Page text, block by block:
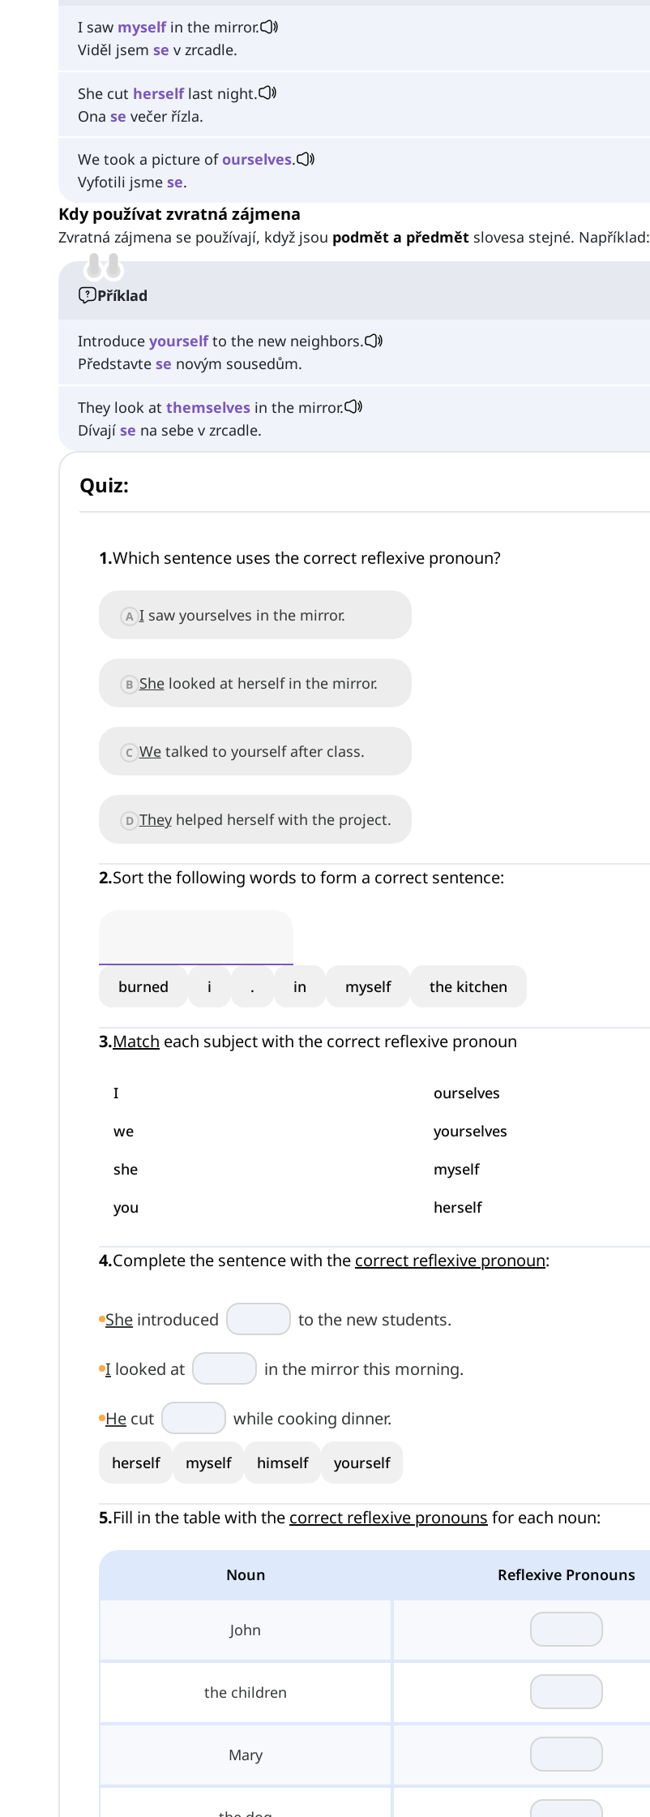
I saw myselfin the mirror.
Viděl jsem se v zrcadle.
She cut herselflast night.
Ona se večer řízla.
We took a picture ofourselves.
Vyfotili jsme se.
Kdy používat zvratná zájmena
Zvratná zájmena se používají, když jsou podmět a předmět slovesa stejné. Například:
Příklad
Introduce yourselfto the new neighbors.
Představte se novým sousedům.
They look at themselves in the mirror.
Dívají se na sebe v zrcadle.
Quiz:
1.Which sentence uses the correct reflexive pronoun?
A Isaw yourselves in the mirror.
B Shelooked at herself in the mirror.
C Wetalked to yourself after class.
D Theyhelped herself with the project.
2.Sort the following words to form a correct sentence:
burned i . in myself the kitchen
3.Match each subject with the correct reflexive pronoun
I
we
she
you
ourselves
yourselves
myself
herself
4.Complete the sentence with the correct reflexive pronoun:
She introduced to the new students.
I looked at in the mirror this morning.
He cut while cooking dinner.
herself myself himself yourself
5.Fill in the table with the correct reflexive pronouns for each noun:
Noun Reflexive Pronouns
John
the children
Mary